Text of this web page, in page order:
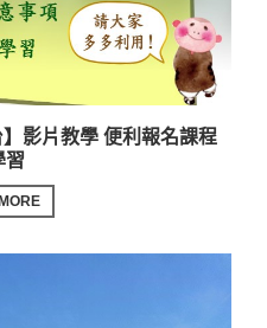
影片教學 便利報名課程
習